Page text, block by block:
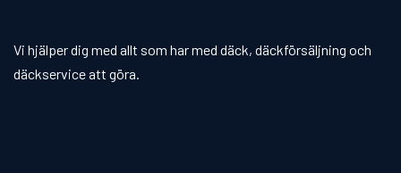
Vi hjälper dig med allt som har med däck, däckförsäljning och
däckservice att göra.